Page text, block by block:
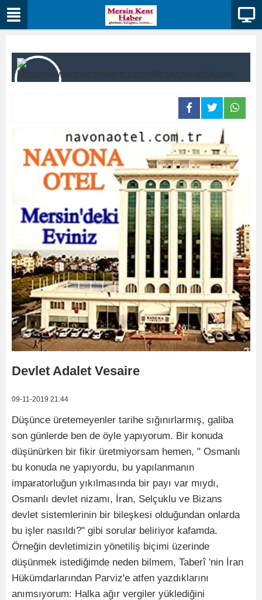
Devlet Adalet Vesaire
09-11-2019 21:44
Düşünce üretemeyenler tarihe sığınırlarmış, galiba
son günlerde ben de öyle yapıyorum. Bir konuda
düşünürken bir fikir üretmiyorsam hemen, " Osmanlı
bu konuda ne yapıyordu, bu yapılanmanın
imparatorluğun yıkılmasında bir payı var mıydı,
Osmanlı devlet nizamı, İran, Selçuklu ve Bizans
devlet sistemlerinin bir bileşkesi olduğundan onlarda
bu işler nasıldı?" gibi sorular beliriyor kafamda.
Örneğin devletimizin yönetiliş biçimi üzerinde
düşünmek istediğimde neden bilmem, Taberî 'nin İran
Hükümdarlarından Parviz'e atfen yazdıklarını
anımsıyorum: Halka ağır vergiler yüklediğini